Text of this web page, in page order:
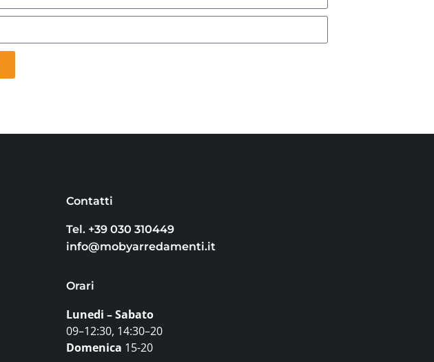
Contatti
Tel. +39 030 310449
info@mobyarredamenti.it
Orari
Lunedi – Sabato
09–12:30, 14:30–20
Domenica 15-20